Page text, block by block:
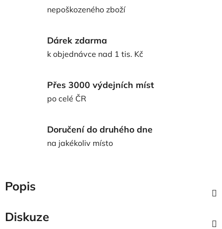
nepoškozeného zboží
Dárek zdarma
k objednávce nad 1 tis. Kč
Přes 3000 výdejních míst
po celé ČR
Doručení do druhého dne
na jakékoliv místo
Popis
Diskuze